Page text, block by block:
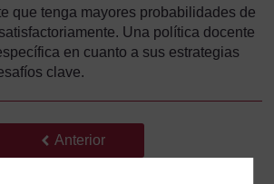
que tenga mayores probabilidades de
Una política docente
en cuanto a sus estrategias
clave.
Anterior
Anterior